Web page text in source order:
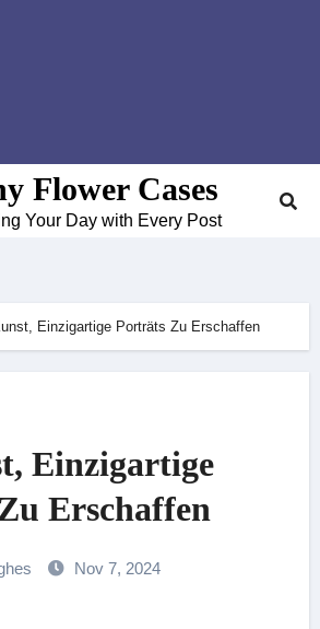
Flower Cases
Your Day with Every Post
Einzigartige Porträts Zu Erschaffen
Einzigartige
Erschaffen
Nov 7, 2024